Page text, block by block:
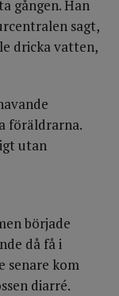
gången. Han
sagt,
dricka vatten,
föräldrarna.
utan
började
då få i
senare kom
diarré.